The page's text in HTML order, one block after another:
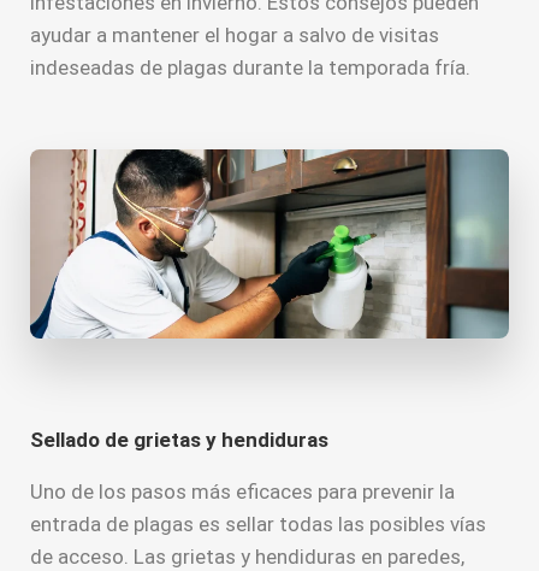
ayudar a mantener el hogar a salvo de visitas
indeseadas de plagas durante la temporada fría.
Sellado de grietas y hendiduras
Uno de los pasos más eficaces para prevenir la
entrada de plagas es sellar todas las posibles vías
de acceso. Las grietas y hendiduras en paredes,